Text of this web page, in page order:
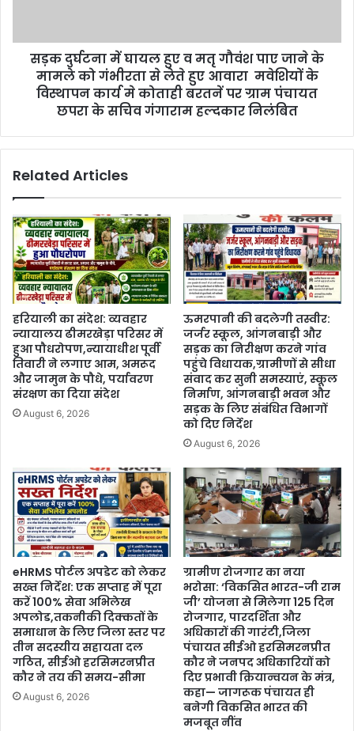
सड़क दुर्घटना में घायल हुए व मतृ गौवंश पाए जाने के
मामले को गंभीरता से लेते हुए आवारा मवेशियों के
विस्थापन कार्य मे कोताही बरतनें पर ग्राम पंचायत
छपरा के सचिव गंगाराम हल्दकार निलंबित
Related Articles
हरियाली का संदेश: व्यवहार
न्यायालय ढीमरखेड़ा परिसर में
हुआ पौधरोपण,न्यायाधीश पूर्वी
तिवारी ने लगाए आम, अमरूद
और जामुन के पौधे, पर्यावरण
संरक्षण का दिया संदेश
August 6, 2026
ऊमरपानी की बदलेगी तस्वीर:
जर्जर स्कूल, आंगनबाड़ी और
सड़क का निरीक्षण करने गांव
पहुंचे विधायक,ग्रामीणों से सीधा
संवाद कर सुनी समस्याएं, स्कूल
निर्माण, आंगनबाड़ी भवन और
सड़क के लिए संबंधित विभागों
को दिए निर्देश
August 6, 2026
eHRMS पोर्टल अपडेट को लेकर
सख्त निर्देश: एक सप्ताह में पूरा
करें 100% सेवा अभिलेख
अपलोड,तकनीकी दिक्कतों के
समाधान के लिए जिला स्तर पर
तीन सदस्यीय सहायता दल
गठित, सीईओ हरसिमरनप्रीत
कौर ने तय की समय-सीमा
August 6, 2026
ग्रामीण रोजगार का नया
भरोसा: ‘विकसित भारत-जी राम
जी’ योजना से मिलेगा 125 दिन
रोजगार, पारदर्शिता और
अधिकारों की गारंटी,जिला
पंचायत सीईओ हरसिमरनप्रीत
कौर ने जनपद अधिकारियों को
दिए प्रभावी क्रियान्वयन के मंत्र,
कहा— जागरूक पंचायत ही
बनेगी विकसित भारत की
मजबूत नींव